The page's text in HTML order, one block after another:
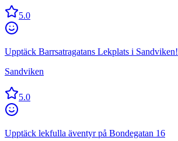
5.0
Upptäck Barrsatragatans Lekplats i Sandviken!
Sandviken
5.0
Upptäck lekfulla äventyr på Bondegatan 16